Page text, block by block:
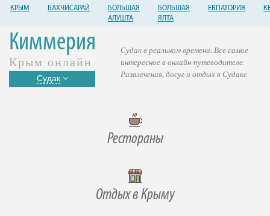
КРЫМ БАХЧИСАРАЙ
БОЛЬШАЯ
АЛУШТА
БОЛЬШАЯ
ЯЛТА
ЕВПАТОРИЯ
Киммерия
Крым онлайн
Судак
Рестораны
Отдых в Крыму
Судак в реальном времени. Все самое
интересное в онлайн-путеводителе.
Развлечения, досуг и отдых в Судаке.